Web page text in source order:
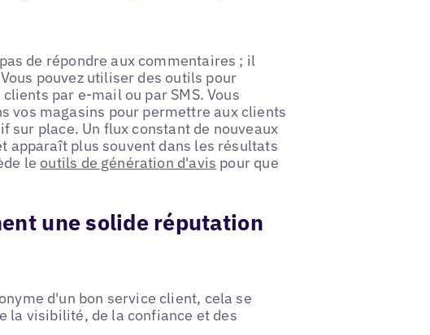
de répondre aux commentaires ; il
pouvez utiliser des outils pour
par e-mail ou par SMS. Vous
vos magasins pour permettre aux clients
place. Un flux constant de nouveaux
apparaît plus souvent dans les résultats
le outils de génération d'avis pour que
une solide réputation
d'un bon service client, cela se
la visibilité, de la confiance et des